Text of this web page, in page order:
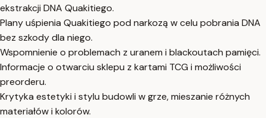
ekstrakcji DNA Quakitiego.
Plany uśpienia Quakitiego pod narkozą w celu pobrania DNA
bez szkody dla niego.
Wspomnienie o problemach z uranem i blackoutach pamięci.
Informacje o otwarciu sklepu z kartami TCG i możliwości
preorderu.
Krytyka estetyki i stylu budowli w grze, mieszanie różnych
materiałów i kolorów.